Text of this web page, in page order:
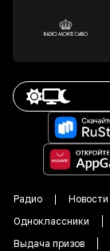
Радио Новости
Одноклассники
Выдача призов